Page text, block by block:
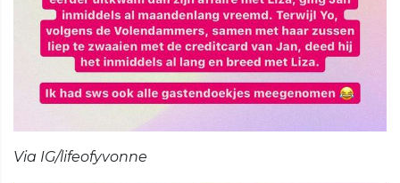
Via IG/lifeofyvonne